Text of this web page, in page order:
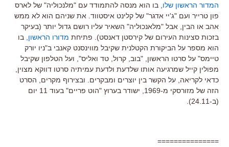
המדור הראשון שלו , בו הוא מנסה להתמודד עם "מלנכוליה" של לארס
פון טרייר ועם "ג'יי אדגר" של קלינט איסטווד. את שניהם הוא לא ממש
אהב או הבין, אבל "מלאנכוליה" השאיר עליו רושם גדול יותר (בעיקר
בזכות סצינות העירום של קירסטן דאנסט). פתיחת מדורו הראשון, בו
הוא מספר על הביקורת הקטלנית שקיבל מווינסנט קאנבי ב"ניו יורק
טיימס" על סרטו הראשון, "בוב, קרול, טד ואליס", ועל הטלפון שקיבל
מפולין קייל שמרגיעה אותו שלדעת ולדעת עמיתיה סרטו דווקא מצוין,
כדאי לקריאה, על הקשר בין יוצרים ומבקרים. ובצירוף מקרים, הסרט
הזה של מזורסקי מ-1969, ישודר בערוץ "הוט פריים" בעוד 11 יום
(ב-24.11).
===============